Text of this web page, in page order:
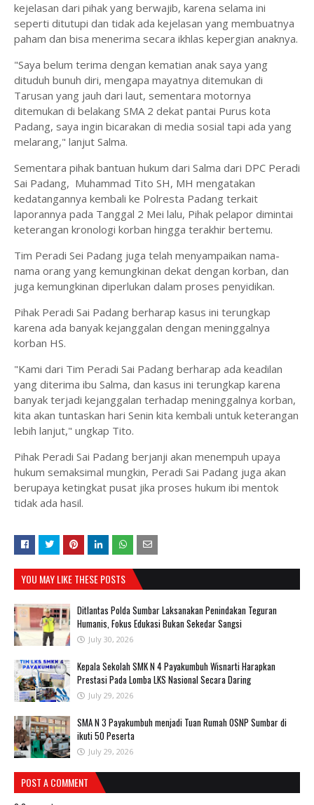
kejelasan dari pihak yang berwajib, karena selama ini
seperti ditutupi dan tidak ada kejelasan yang membuatnya
paham dan bisa menerima secara ikhlas kepergian anaknya.
"Saya belum terima dengan kematian anak saya yang
dituduh bunuh diri, mengapa mayatnya ditemukan di
Tarusan yang jauh dari laut, sementara motornya
ditemukan di belakang SMA 2 dekat pantai Purus kota
Padang, saya ingin bicarakan di media sosial tapi ada yang
melarang," lanjut Salma.
Sementara pihak bantuan hukum dari Salma dari DPC Peradi
Sai Padang, Muhammad Tito SH, MH mengatakan
kedatangannya kembali ke Polresta Padang terkait
laporannya pada Tanggal 2 Mei lalu, Pihak pelapor dimintai
keterangan kronologi korban hingga terakhir bertemu.
Tim Peradi Sei Padang juga telah menyampaikan nama-
nama orang yang kemungkinan dekat dengan korban, dan
juga kemungkinan diperlukan dalam proses penyidikan.
Pihak Peradi Sai Padang berharap kasus ini terungkap
karena ada banyak kejanggalan dengan meninggalnya
korban HS.
"Kami dari Tim Peradi Sai Padang berharap ada keadilan
yang diterima ibu Salma, dan kasus ini terungkap karena
banyak terjadi kejanggalan terhadap meninggalnya korban,
kita akan tuntaskan hari Senin kita kembali untuk keterangan
lebih lanjut," ungkap Tito.
Pihak Peradi Sai Padang berjanji akan menempuh upaya
hukum semaksimal mungkin, Peradi Sai Padang juga akan
berupaya ketingkat pusat jika proses hukum ibi mentok
tidak ada hasil.
YOU MAY LIKE THESE POSTS
Ditlantas Polda Sumbar Laksanakan Penindakan Teguran
Humanis, Fokus Edukasi Bukan Sekedar Sangsi
July 30, 2026
Kepala Sekolah SMK N 4 Payakumbuh Wisnarti Harapkan
Prestasi Pada Lomba LKS Nasional Secara Daring
July 29, 2026
SMA N 3 Payakumbuh menjadi Tuan Rumah OSNP Sumbar di
ikuti 50 Peserta
July 29, 2026
POST A COMMENT